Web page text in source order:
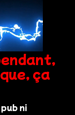
ça
ni